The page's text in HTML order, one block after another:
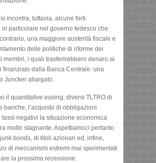
incontra, tuttavia, alcune forti
particolare nel governo tedesco che
una maggiore austerità fiscale e
delle politiche di riforme dei
membri, i quali trasferirebbero denaro ai
finanziato dalla Banca Centrale: una
Juncker allargato.
il quantitative easing, diversi TLTRO di
banche, l’acquisto di obbligazioni
tassi negativi la situazione economica
molto stagnante. Aspettiamoci pertanto
junk bonds, di titoli azionari ed, infine,
di meccanismi estremi mai sperimentati
la prossima recessione.